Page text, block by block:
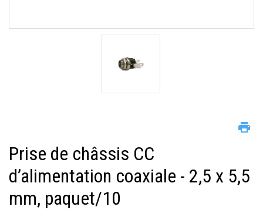
Prise de châssis CC
d’alimentation coaxiale - 2,5 x 5,5
mm, paquet/10